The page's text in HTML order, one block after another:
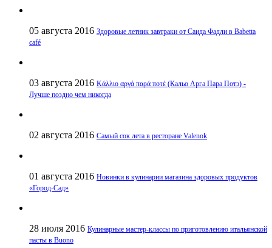
05 августа 2016 Здоровые летник завтраки от Саида Фадли в Babetta
café
03 августа 2016 Κάλλιο αργά παρά ποτέ (Кальо Арга Пара Потэ) -
Лучше поздно чем никогда
02 августа 2016 Самый сок лета в ресторане Valenok
01 августа 2016 Новинки в кулинарии магазина здоровых продуктов
«Город-Сад»
28 июля 2016 Кулинарные мастер-классы по приготовлению итальянской
пасты в Buono